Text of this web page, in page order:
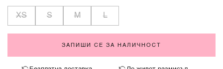
XS S M L
ЗАПИШИ СЕ ЗА НАЛИЧНОСТ